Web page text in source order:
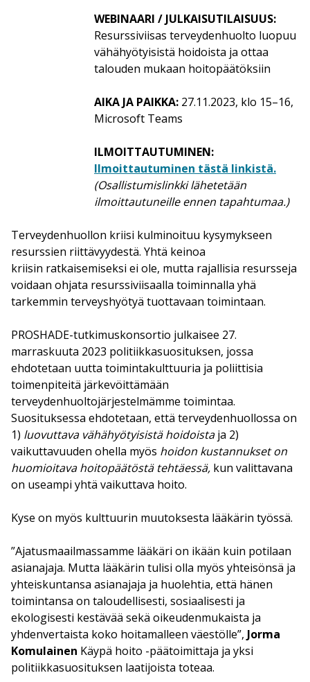
WEBINAARI / JULKAISUTILAISUUS:
Resurssiviisas terveydenhuolto luopuu
vähähyötyisistä hoidoista ja ottaa
talouden mukaan hoitopäätöksiin
AIKA JA PAIKKA: 27.11.2023, klo 15–16,
Microsoft Teams
ILMOITTAUTUMINEN:
Ilmoittautuminen tästä linkistä.
(Osallistumislinkki lähetetään
ilmoittautuneille ennen tapahtumaa.)
Terveydenhuollon kriisi kulminoituu kysymykseen
resurssien riittävyydestä. Yhtä keinoa
kriisin ratkaisemiseksi ei ole, mutta rajallisia resursseja
voidaan ohjata resurssiviisaalla toiminnalla yhä
tarkemmin terveyshyötyä tuottavaan toimintaan.
PROSHADE-tutkimuskonsortio julkaisee 27.
marraskuuta 2023 politiikkasuosituksen, jossa
ehdotetaan uutta toimintakulttuuria ja poliittisia
toimenpiteitä järkevöittämään
terveydenhuoltojärjestelmämme toimintaa.
Suosituksessa ehdotetaan, että terveydenhuollossa on
1) luovuttava vähähyötyisistä hoidoistaja 2)
vaikuttavuuden ohella myös hoidon kustannukset on
huomioitava hoitopäätöstä tehtäessä, kun valittavana
on useampi yhtä vaikuttava hoito.
Kyse on myös kulttuurin muutoksesta lääkärin työssä.
”Ajatusmaailmassamme lääkäri on ikään kuin potilaan
asianajaja. Mutta lääkärin tulisi olla myös yhteisönsä ja
yhteiskuntansa asianajaja ja huolehtia, että hänen
toimintansa on taloudellisesti, sosiaalisesti ja
ekologisesti kestävää sekä oikeudenmukaista ja
yhdenvertaista koko hoitamalleen väestölle”, Jorma
Komulainen Käypä hoito -päätoimittaja ja yksi
politiikkasuosituksen laatijoista toteaa.